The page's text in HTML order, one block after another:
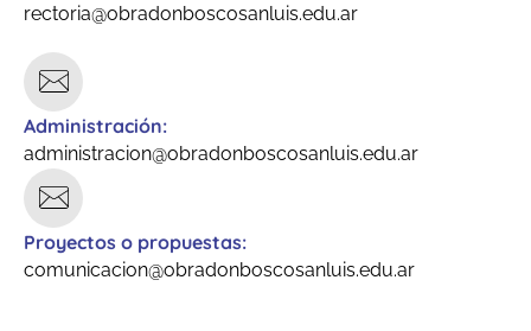
rectoria@obradonboscosanluis.edu.ar
Administración:
administracion@obradonboscosanluis.edu.ar
Proyectos o propuestas:
comunicacion@obradonboscosanluis.edu.ar